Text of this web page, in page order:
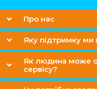
Про нас
Яку підтримку
Як людина може
сервісу?